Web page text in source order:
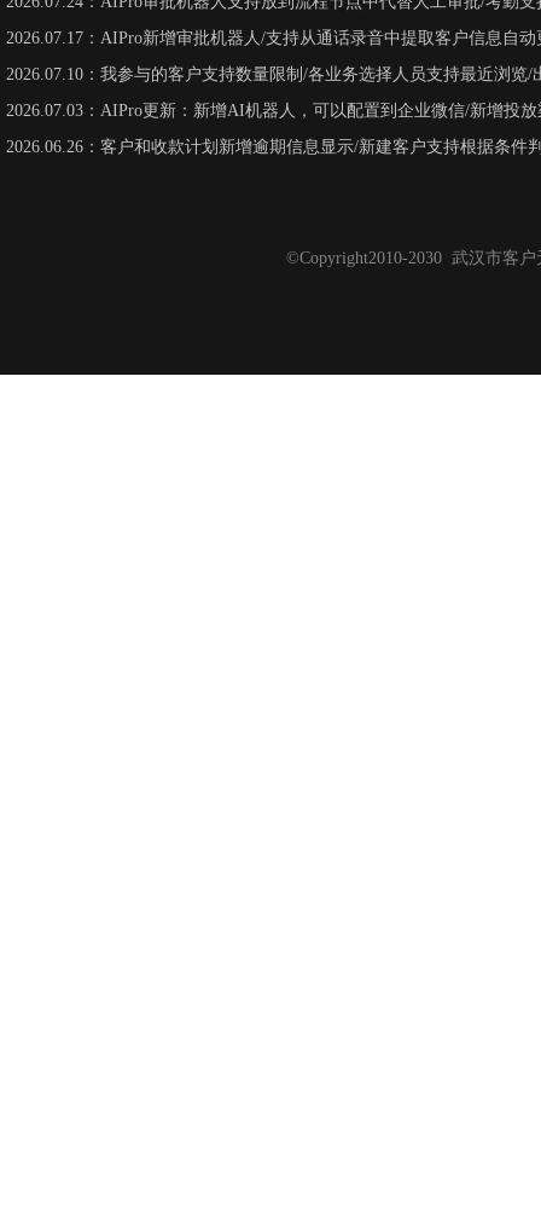
2026.07.17：AIPro新增审批机器人/支持从通话录音中提取客户信息自
2026.07.10：我参与的客户支持数量限制/各业务选择人员支持最近浏览/
2026.07.03：AIPro更新：新增AI机器人，可以配置到企业微信/新增投
2026.06.26：客户和收款计划新增逾期信息显示/新建客户支持根据条件
©Copyright2010-2030 武汉市客